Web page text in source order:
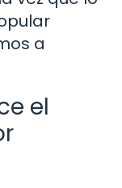
a
el